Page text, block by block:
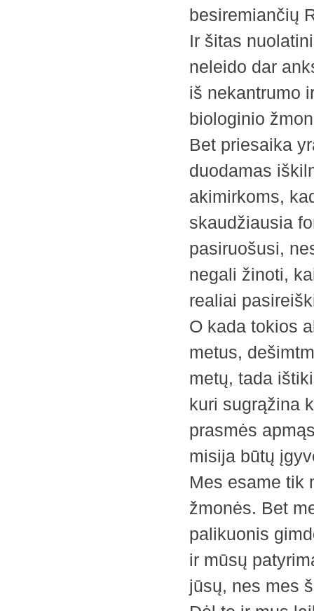
besiremiančių
Ir šitas
neleido dar
iš nekantrumo
biologinio
Bet priesaika
duodamas
akimirkoms,
skaudžiausia
pasiruošusi,
negali žinoti,
realiai
O kada tokios
metus,
metų, tada
kuri sugrąžina
prasmės
misija būtų
Mes esame tik
žmonės. Bet
palikuonis
ir mūsų
jūsų, nes mes